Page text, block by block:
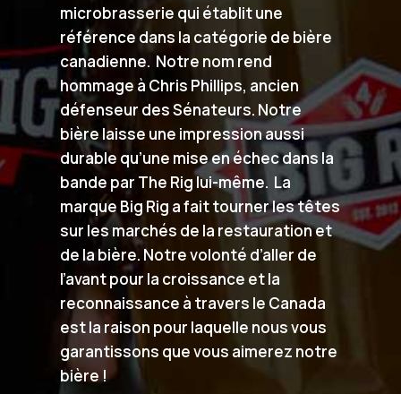
microbrasserie qui établit une
référence dans la catégorie de bière
canadienne. Notre nom rend
hommage à Chris Phillips, ancien
défenseur des Sénateurs. Notre
bière laisse une impression aussi
durable qu’une mise en échec dans la
bande par The Rig lui-même. La
marque Big Rig a fait tourner les têtes
sur les marchés de la restauration et
de la bière. Notre volonté d’aller de
l’avant pour la croissance et la
reconnaissance à travers le Canada
est la raison pour laquelle nous vous
garantissons que vous aimerez notre
bière !